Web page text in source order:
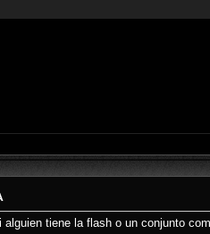
tiene la flash o un conjunto